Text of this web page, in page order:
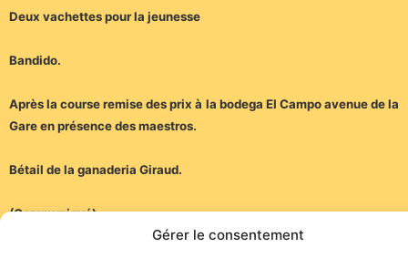
Gérer le consentement
Deux vachettes pour la jeunesse
Bandido.
Après la course remise des prix à la bodega El Campo avenue de la
Gare en présence des maestros.
Bétail de la ganaderia Giraud.
(Communiqué)